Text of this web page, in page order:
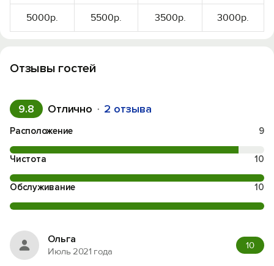
5000р. 5500р. 3500р. 3000р.
Отзывы гостей
9.8 Отлично 2 отзыва
Расположение 9
Чистота 10
Обслуживание 10
Ольга
Июль 2021 года
10